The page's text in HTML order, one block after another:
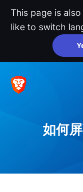
This page is
like to switch
如何